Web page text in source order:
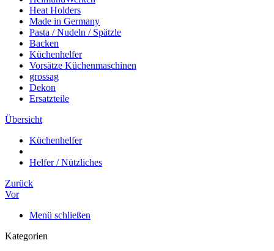
Heat Holders
Made in Germany
Pasta / Nudeln / Spätzle
Backen
Küchenhelfer
Vorsätze Küchenmaschinen
grossag
Dekon
Ersatzteile
Übersicht
Küchenhelfer
Helfer / Nützliches
Zurück
Vor
Menü schließen
Kategorien